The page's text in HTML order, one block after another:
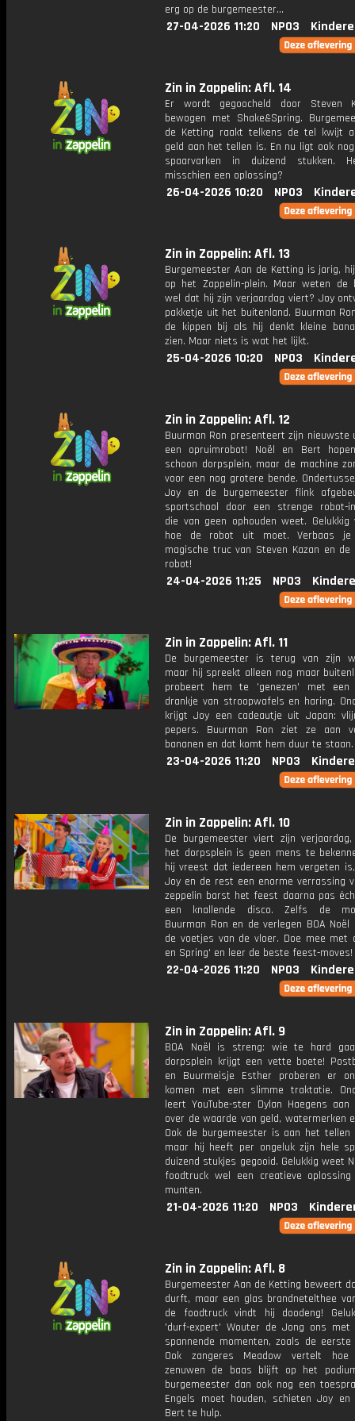
erg op de burgemeester...
27-04-2026 11:20 NPO3
Zin in Zappelin: Afl. 14
Er wordt gegoocheld door Steven
bewogen met Shake&Spring.
de Ketting raakt telkens de tel kwijt
geld aan het tellen is. En nu ligt ook
spaarvarken in duizend stukken.
misschien een oplossing?
26-04-2026 10:20 NPO3
Zin in Zappelin: Afl. 13
Burgemeester Aan de Ketting is jarig,
op het Zappelin-plein. Maar weten de
wel dat hij zijn verjaardag viert? Joy
pakketje uit het buitenland. Buurman
de kippen bij als hij denkt kleine
zien. Maar niets is wat het lijkt.
25-04-2026 10:20 NPO3
Zin in Zappelin: Afl. 12
Buurman Ron presenteert zijn nieuwste
een opruimrobot! Noël en Bert
schoon dorpsplein, maar de machine
voor een nog grotere bende.
Joy en de burgemeester flink
sportschool door een strenge robot-
die van geen ophouden weet.
hoe de robot uit moet. Verbaas
magische truc van Steven Kazan en de
robot!
24-04-2026 11:25 NPO3
Zin in Zappelin: Afl. 11
De burgemeester is terug van zijn
maar hij spreekt alleen nog maar
probeert hem te 'genezen' met een
drankje van stroopwafels en haring.
krijgt Joy een cadeautje uit Japan:
pepers. Buurman Ron ziet ze aan
bananen en dat komt hem duur te staan.
23-04-2026 11:20 NPO3
Zin in Zappelin: Afl. 10
De burgemeester viert zijn
het dorpsplein is geen mens te
hij vreest dat iedereen hem vergeten
Joy en de rest een enorme verrassing
zeppelin barst het feest daarna pas
een knallende disco. Zelfs de
Buurman Ron en de verlegen BOA
de voetjes van de vloer. Doe mee met
en Spring' en leer de beste feest-moves!
22-04-2026 11:20 NPO3
Zin in Zappelin: Afl. 9
BOA Noël is streng: wie te hard
dorpsplein krijgt een vette boete!
en Buurmeisje Esther proberen er
komen met een slimme traktatie.
leert YouTube-ster Dylan Haegens
over de waarde van geld, watermerken
Ook de burgemeester is aan het tellen
maar hij heeft per ongeluk zijn hele
duizend stukjes gegooid. Gelukkig weet
foodtruck wel een creatieve
munten.
21-04-2026 11:20 NPO3
Zin in Zappelin: Afl. 8
Burgemeester Aan de Ketting beweert
durft, maar een glas brandnetelthee
de foodtruck vindt hij doodeng!
'durf-expert' Wouter de Jong ons
spannende momenten, zoals de eerste
Ook zangeres Meadow vertelt
zenuwen de baas blijft op het
burgemeester dan ook nog een
Engels moet houden, schieten Joy en
Bert te hulp.